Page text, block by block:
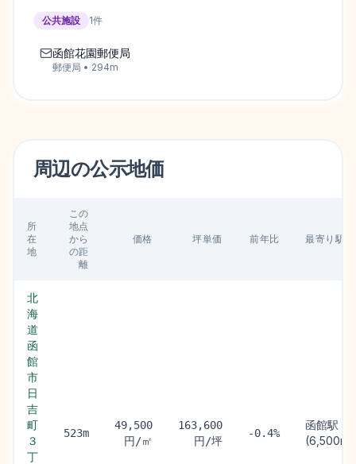
公共施設 1件
函館花園郵便局
郵便局 • 294m
周辺の公示地価
所
在
地
この
地点
から
の距
離
価格 坪単価 前年比 最寄り駅
北
海
道
函
館
市
日
吉
町
３
丁
523m
49,500
円/㎡
163,600
円/坪
-0.4%
函館駅
(6,500m)